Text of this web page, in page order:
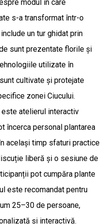
modul în care
s-a transformat într-o
un tur ghidat prin
sunt prezentate florile și
utilizate în
cultivate și protejate
zonei Ciucului.
este atelierul interactiv
încerca personal plantarea
același timp sfaturi practice
liberă și o sesiune de
pot cumpăra plante
este recomandat pentru
25–30 de persoane,
și interactivă.